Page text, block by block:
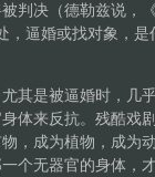
判决（德勒兹说，
，逼婚或找对象，
其是被逼婚时，几
体来反抗。残酷戏
，成为植物，成为
个无器官的身体，